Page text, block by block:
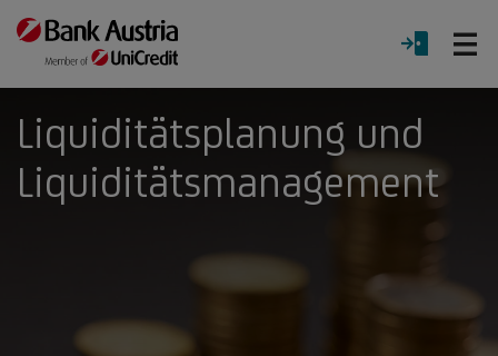
LOGIN
Liquiditätsplanung und
Liquiditätsmanagement